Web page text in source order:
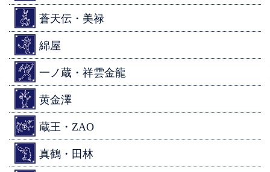
蒼天伝・美禄
綿屋
一ノ蔵・祥雲金龍
黄金澤
蔵王・ZAO
真鶴・田林